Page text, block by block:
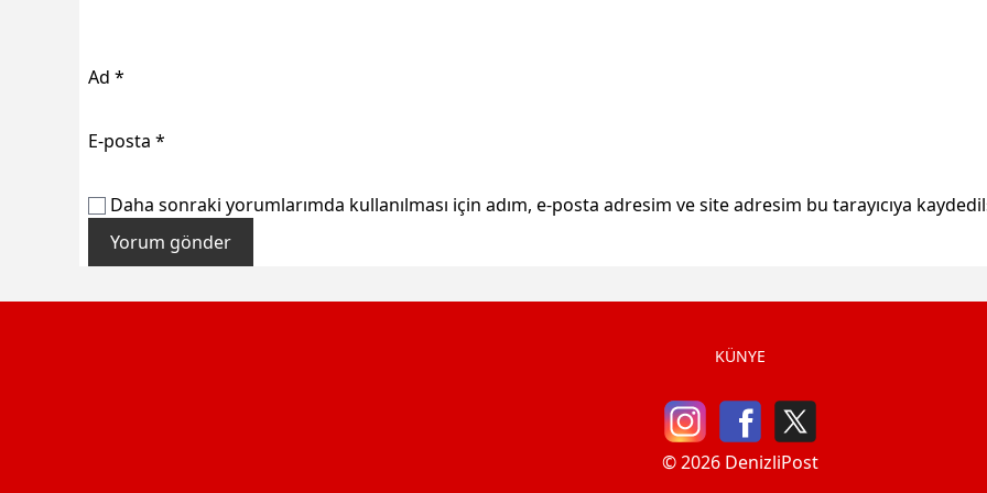
Ad *
E-posta *
Daha sonraki yorumlarımda kullanılması için adım, e-posta adresim ve site adresim bu tarayıcıya
KÜNYE
© 2026 DenizliPost